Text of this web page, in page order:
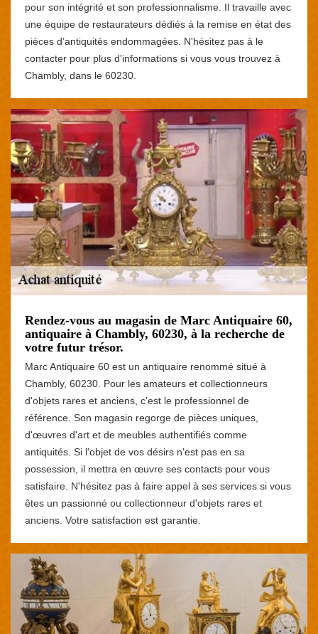
pour son intégrité et son professionnalisme. Il travaille avec
une équipe de restaurateurs dédiés à la remise en état des
pièces d’antiquités endommagées. N'hésitez pas à le
contacter pour plus d'informations si vous vous trouvez à
Chambly, dans le 60230.
Rendez-vous au magasin de Marc Antiquaire 60,
antiquaire à Chambly, 60230, à la recherche de
votre futur trésor.
Marc Antiquaire 60 est un antiquaire renommé situé à
Chambly, 60230. Pour les amateurs et collectionneurs
d'objets rares et anciens, c'est le professionnel de
référence. Son magasin regorge de pièces uniques,
d'œuvres d'art et de meubles authentifiés comme
antiquités. Si l'objet de vos désirs n'est pas en sa
possession, il mettra en œuvre ses contacts pour vous
satisfaire. N'hésitez pas à faire appel à ses services si vous
êtes un passionné ou collectionneur d'objets rares et
anciens. Votre satisfaction est garantie.